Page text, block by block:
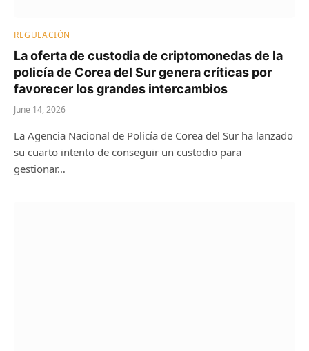
REGULACIÓN
La oferta de custodia de criptomonedas de la
policía de Corea del Sur genera críticas por
favorecer los grandes intercambios
June 14, 2026
La Agencia Nacional de Policía de Corea del Sur ha lanzado
su cuarto intento de conseguir un custodio para
gestionar…